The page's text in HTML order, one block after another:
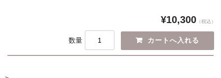
¥10,300 （税込）
数量